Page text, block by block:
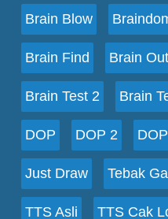
Brain Blow
Brain Find Brain Out
Brain Test 2 Brain
DOP DOP 2
Just Draw Tebak
TTS Asli TTS Cak